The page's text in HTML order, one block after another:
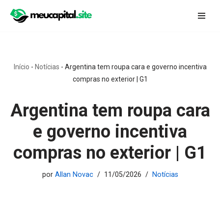
conteúdo
Início - Notícias - Argentina tem roupa cara e governo incentiva
compras no exterior | G1
Argentina tem roupa cara
e governo incentiva
compras no exterior | G1
por Allan Novac 11/05/2026 Notícias